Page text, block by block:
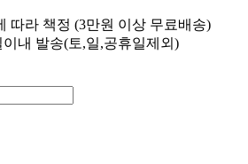
따라 책정 (3만원 이상 무료배송)
이내 발송(토,일,공휴일제외)